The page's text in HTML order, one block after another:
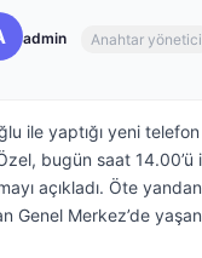
admin Anahtar yönetici
ile yaptığı yeni
bugün saat 14.00’ü
açıkladı. Öte yandan
Genel Merkez’de